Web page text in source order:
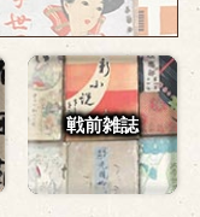
戦前雑誌